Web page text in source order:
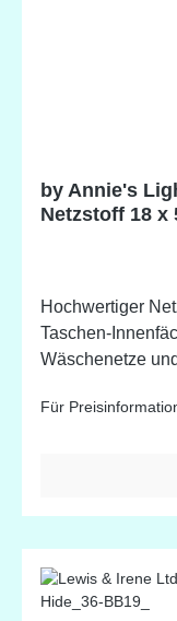
by Annie's
Netzstoff 18 x
Hochwertiger
Taschen-
Wäschenetze und
Nähten nicht auf
passend zu den
Für